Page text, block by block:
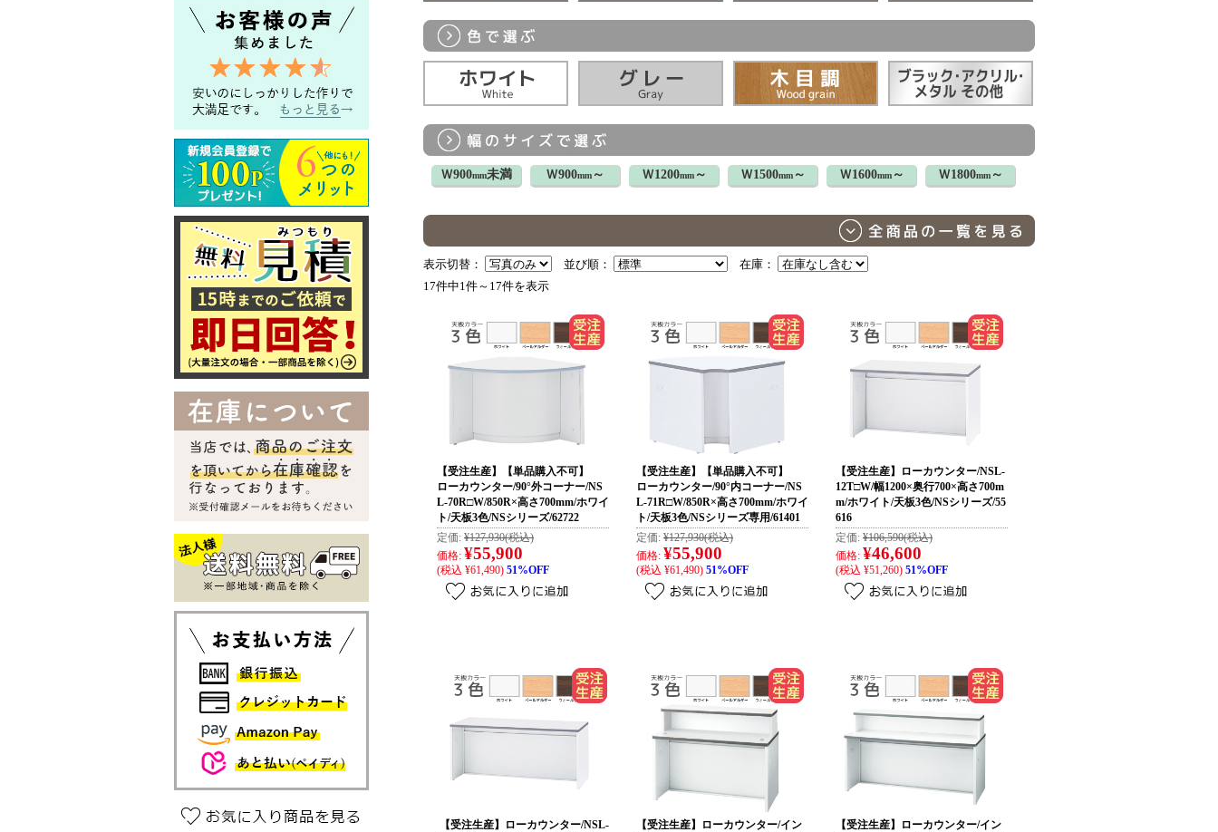
Ｗ900mm未満 Ｗ900mm ～ Ｗ1200mm～ Ｗ1500mm～ Ｗ1600mm～ Ｗ1800mm～
表示切替： 並び順：
在庫：
17件中1件～17件を表示
【受注生産】【単品購入不可】
ローカウンター/90°外コーナー/NS
L-70R□W/850R×高さ700mm/ホワイ
ト/天板3色/NSシリーズ/62722
定価: ¥127,930(税込)
価格: ¥55,900
(税込 ¥61,490) 51%OFF
【受注生産】【単品購入不可】
ローカウンター/90°内コーナー/NS
L-71R□W/850R×高さ700mm/ホワイ
ト/天板3色/NSシリーズ専用/61401
定価: ¥127,930(税込)
価格: ¥55,900
(税込 ¥61,490) 51%OFF
【受注生産】ローカウンター/NSL-
12T□W/幅1200×奥行700×高さ700m
m/ホワイト/天板3色/NSシリーズ/55
616
定価: ¥106,590(税込)
価格: ¥46,600
(税込 ¥51,260) 51%OFF
【受注生産】ローカウンター/NSL-
【受注生産】ローカウンター/イン
【受注生産】ローカウンター/イン